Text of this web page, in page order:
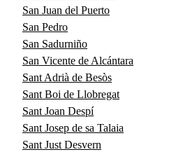
San Juan del Puerto
San Pedro
San Sadurniño
San Vicente de Alcántara
Sant Adrià de Besòs
Sant Boi de Llobregat
Sant Joan Despí
Sant Josep de sa Talaia
Sant Just Desvern